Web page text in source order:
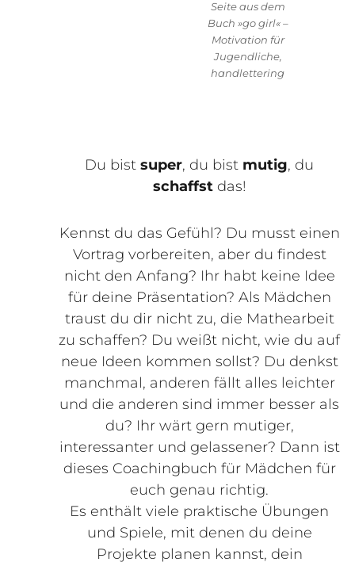
Seite aus dem
Buch »go girl« –
Motivation für
Jugendliche,
handlettering
Du bistsuper, du bist mutig, du
schaffstdas!
Kennst du das Gefühl? Du musst einen
Vortrag vorbereiten, aber du findest
nicht den Anfang? Ihr habt keine Idee
für deine Präsentation? Als Mädchen
traust du dir nicht zu, die Mathearbeit
zu schaffen? Du weißt nicht, wie du auf
neue Ideen kommen sollst? Du denkst
manchmal, anderen fällt alles leichter
und die anderen sind immer besser als
du? Ihr wärt gern mutiger,
interessanter und gelassener? Dann ist
dieses Coachingbuch für Mädchen für
euch genau richtig.
Es enthält viele praktische Übungen
und Spiele, mit denen du deine
Projekte planen kannst, dein